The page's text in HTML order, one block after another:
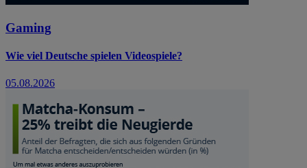
Gaming
Wie viel Deutsche spielen Videospiele?
05.08.2026